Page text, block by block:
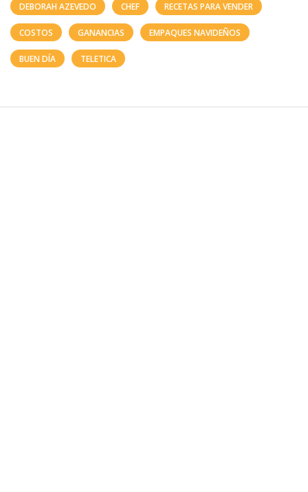
DEBORAH AZEVEDO CHEF RECETAS PARA VENDER
COSTOS GANANCIAS EMPAQUES NAVIDEÑOS
BUEN DÍA TELETICA